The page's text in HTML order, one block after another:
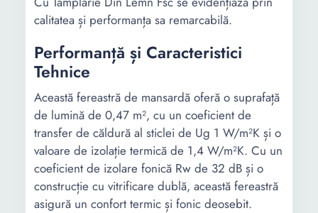
calitatea și performanța sa remarcabilă.
Performanță și Caracteristici
Tehnice
Această fereastră de mansardă oferă o suprafață
de lumină de 0,47 m², cu un coeficient de
transfer de căldură al sticlei de Ug 1 W/m²K și o
valoare de izolație termică de 1,4 W/m²K. Cu un
coeficient de izolare fonică Rw de 32 dB și o
construcție cu vitrificare dublă, această fereastră
asigură un confort termic și fonic deosebit.